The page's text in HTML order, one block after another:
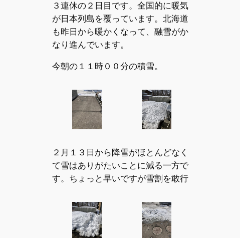
３連休の２日目です。全国的に暖気
が日本列島を覆っています。北海道
も昨日から暖かくなって、融雪がか
なり進んでいます。
今朝の１１時００分の積雪。
２月１３日から降雪がほとんどなく
て雪はありがたいことに減る一方で
す。ちょっと早いですが雪割を敢行